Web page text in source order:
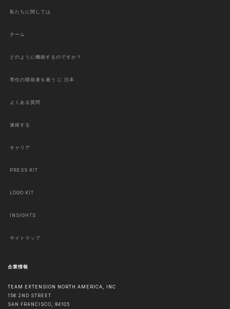
私たちに関しては
チーム
どのように機能するのですか？
専任の開発者を雇う に 日本
よくある質問
連絡する
キャリア
PRESS KIT
LOGO KIT
INSIGHTS
サイトマップ
企業情報
TEAM EXTENSION NORTH AMERICA, INC
156 2ND STREET
SAN FRANCISCO, 94105